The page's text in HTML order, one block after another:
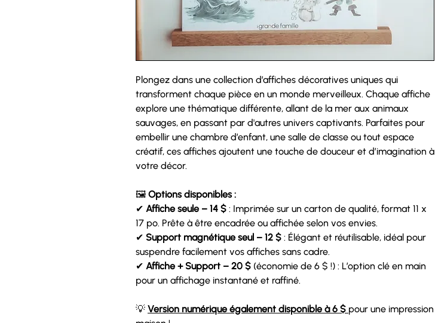
Plongez dans une collection d’affiches décoratives uniques qui
transforment chaque pièce en un monde merveilleux. Chaque affiche
explore une thématique différente, allant de la mer aux animaux
sauvages, en passant par d'autres univers captivants. Parfaites pour
embellir une chambre d’enfant, une salle de classe ou tout espace
créatif, ces affiches ajoutent une touche de douceur et d’imagination à
votre décor.
🖼 Options disponibles :
✔ Affiche seule – 14 $ : Imprimée sur un carton de qualité, format 11 x
17 po. Prête à être encadrée ou affichée selon vos envies.
✔ Support magnétique seul – 12 $ : Élégant et réutilisable, idéal pour
suspendre facilement vos affiches sans cadre.
✔ Affiche + Support – 20 $ (économie de 6 $ !) : L’option clé en main
pour un affichage instantané et raffiné.
💡 Version numérique également disponible à 6 $ pour une impression